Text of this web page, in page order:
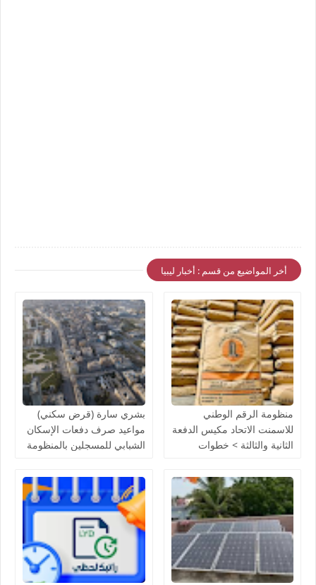
أخر المواضيع من قسم : أخبار ليبيا
منظومة الرقم الوطني
للاسمنت الاتحاد مكيس الدفعة
الثانية والثالثة > خطوات
المقبولين
بشري سارة (قرض سكني)
مواعيد صرف دفعات الإسكان
الشبابي للمسجلين بالمنظومة